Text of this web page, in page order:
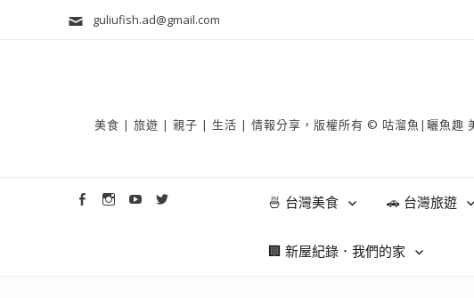
guliufish.ad@gmail.com
美食 | 旅遊 | 親子 | 生活 | 情報分享，版權所有 © 咕溜魚|曬魚趣
🍜 台灣美食 🚗 台灣旅遊
🏢 新屋紀錄．我們的家